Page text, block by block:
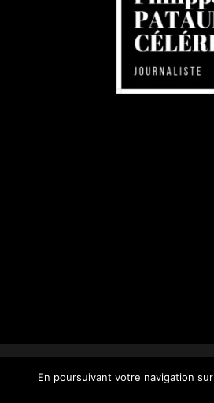
En poursuivant votre navigation